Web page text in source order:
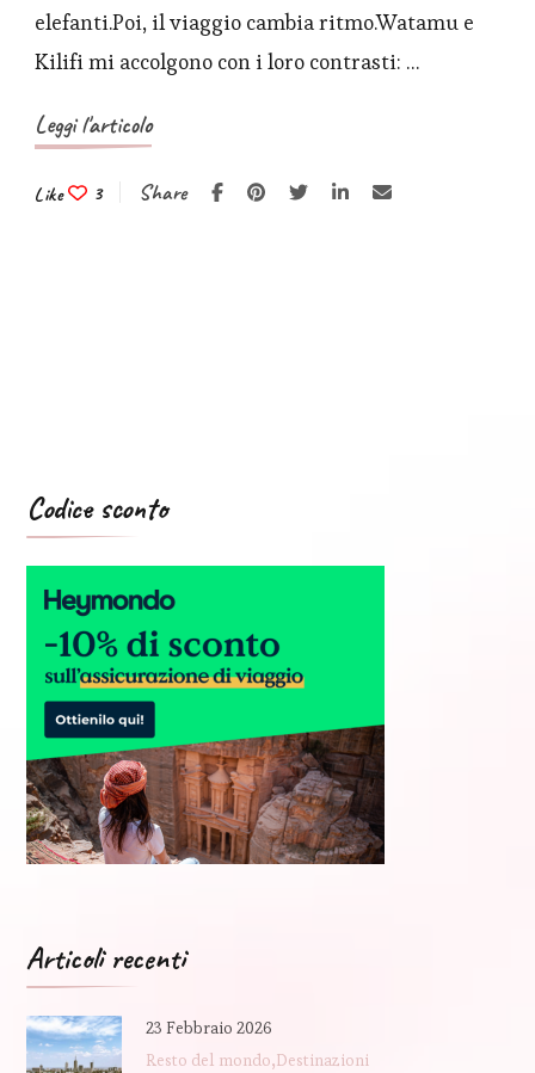
elefanti.Poi, il viaggio cambia ritmo.Watamu e
Kilifi mi accolgono con i loro contrasti: …
Leggi l'articolo
Like 3 Share
Codice sconto
Articoli recenti
Resto del mondo Destinazioni
23 Febbraio 2026